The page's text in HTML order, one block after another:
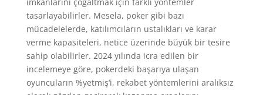
tasarlayabilirler. Mesela, poker gibi bazı
mücadelelerde, katılımcıların ustalıkları ve karar
verme kapasiteleri, netice üzerinde büyük bir tesire
sahip olabilirler. 2024 yılında icra edilen bir
incelemeye göre, pokerdeki başarıya ulaşan
oyuncuların %yetmiş‘i, rekabet yöntemlerini aralıksız